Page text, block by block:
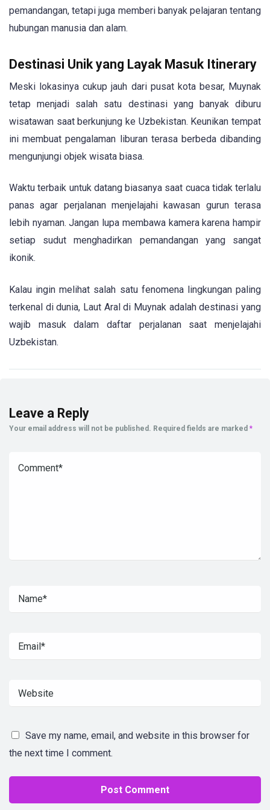
pemandangan, tetapi juga memberi banyak pelajaran tentang
hubungan manusia dan alam.
Destinasi Unik yang Layak Masuk Itinerary
Meski lokasinya cukup jauh dari pusat kota besar, Muynak
tetap menjadi salah satu destinasi yang banyak diburu
wisatawan saat berkunjung ke Uzbekistan. Keunikan tempat
ini membuat pengalaman liburan terasa berbeda dibanding
mengunjungi objek wisata biasa.
Waktu terbaik untuk datang biasanya saat cuaca tidak terlalu
panas agar perjalanan menjelajahi kawasan gurun terasa
lebih nyaman. Jangan lupa membawa kamera karena hampir
setiap sudut menghadirkan pemandangan yang sangat
ikonik.
Kalau ingin melihat salah satu fenomena lingkungan paling
terkenal di dunia, Laut Aral di Muynak adalah destinasi yang
wajib masuk dalam daftar perjalanan saat menjelajahi
Uzbekistan.
Leave a Reply
Your email address will not be published. Required fields are marked *
Save my name, email, and website in this browser for
the next time I comment.